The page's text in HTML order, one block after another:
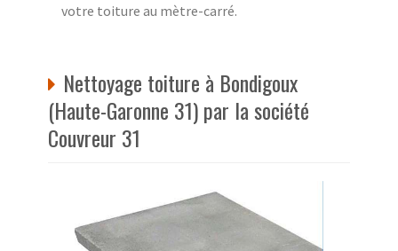
votre toiture au mètre-carré.
Nettoyage toiture à Bondigoux
(Haute-Garonne 31) par la société
Couvreur 31